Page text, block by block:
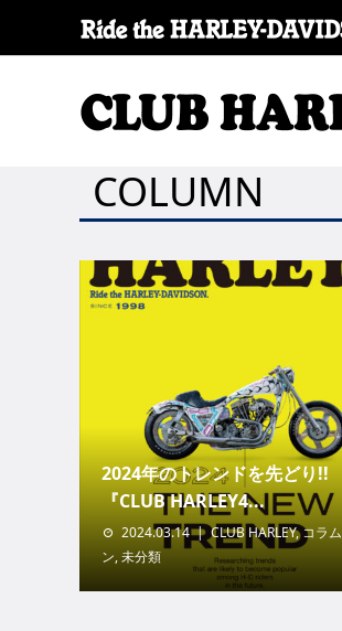
COLUMN
2024年のトレンドを先どり!!
『CLUB HARLEY4...
2024.03.14 CLUB HARLEY,コラム
ン,未分類